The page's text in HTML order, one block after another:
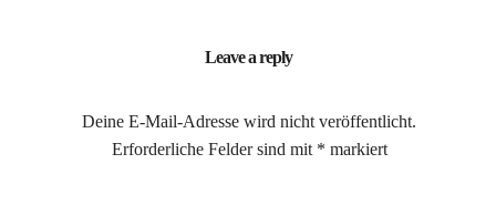
Leave a reply
Deine E-Mail-Adresse wird nicht veröffentlicht.
Erforderliche Felder sind mit * markiert